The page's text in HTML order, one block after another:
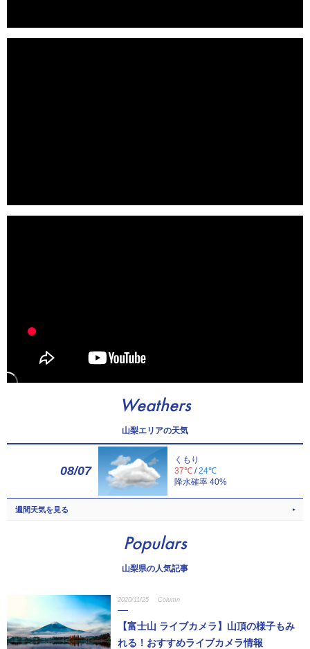
Weathers
山梨エリアの天気
08/07
くもり
37℃ /24℃
降水確率 40%
週間天気を見る
Populars
山梨県の人気記事
2020/11/25 Column
【富士山 ライブカメラ】山頂の様子もみ
れる！おすすめライブカメラ情報